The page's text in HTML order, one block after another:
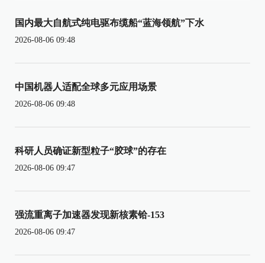
国内最大自航式纯电驱布缆船“蓝海领航”下水
2026-08-06 09:48
中国机器人适配全球多元应用场景
2026-08-06 09:48
科研人员确证新型粒子“胶球”的存在
2026-08-06 09:47
强流重离子加速器发现新核素铪-153
2026-08-06 09:47